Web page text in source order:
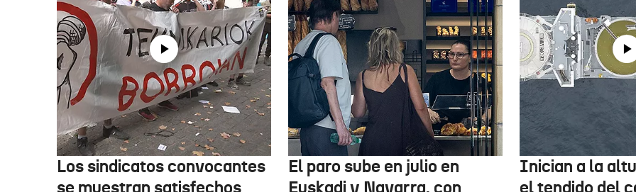
Los sindicatos convocantes
se muestran satisfechos
El paro sube en julio en
Euskadi y Navarra, con
Inician a la
el tendido del